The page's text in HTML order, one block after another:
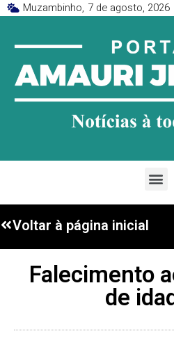
Muzambinho, 7 de agosto, 2026
Voltar à página inicial
Falecimento
de